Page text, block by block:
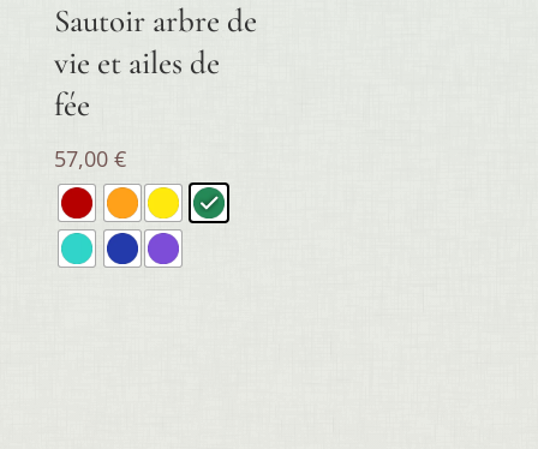
Sautoir arbre de
vie et ailes de
fée
57,00 €